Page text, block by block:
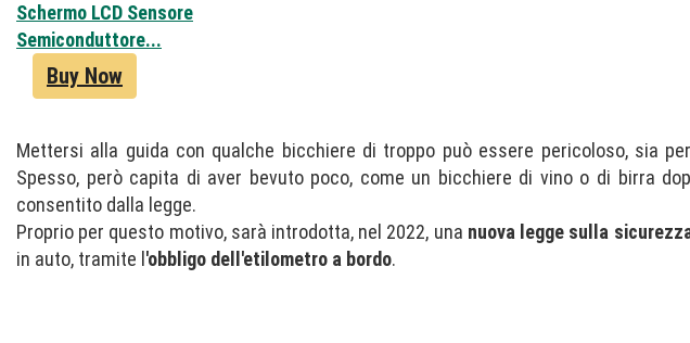
Schermo LCD Sensore
Semiconduttore...
Buy Now
Mettersi alla guida con qualche bicchiere di troppo può essere pericoloso, sia
Spesso, però capita di aver bevuto poco, come un bicchiere di vino o di birra
consentito dalla legge.
Proprio per questo motivo, sarà introdotta, nel 2022, una nuova legge sulla
in auto, tramite l 'obbligo dell'etilometro a bordo.